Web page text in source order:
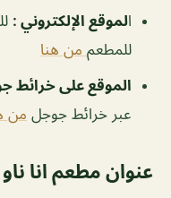
الموقع الإلكتروني :
للمطعم من هنا
الموقع على خرائط
عبر خرائط جوجل من
عنوان مطعم انا